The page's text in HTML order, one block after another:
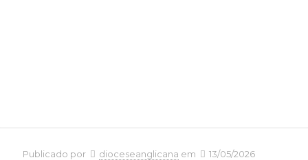
Publicado por dioceseanglicana em 13/05/2026